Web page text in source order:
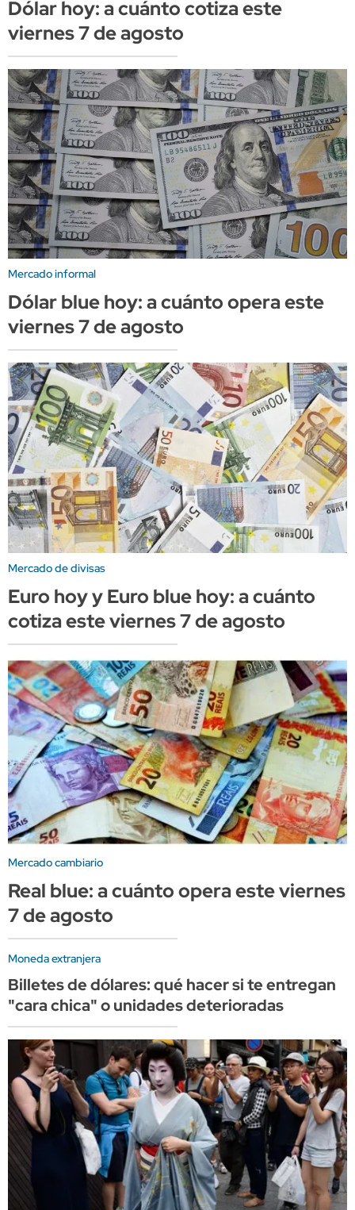
Dólar hoy: a cuánto cotiza este
viernes 7 de agosto
Mercado informal
Dólar blue hoy: a cuánto opera este
viernes 7 de agosto
Mercado de divisas
Euro hoy y Euro blue hoy: a cuánto
cotiza este viernes 7 de agosto
Mercado cambiario
Real blue: a cuánto opera este viernes
7 de agosto
Moneda extranjera
Billetes de dólares: qué hacer si te entregan
"cara chica" o unidades deterioradas